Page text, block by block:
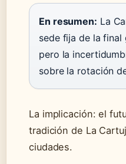
En resumen: La
sede fija de la final
pero la
sobre la rotación
La implicación: el
tradición de La
ciudades.